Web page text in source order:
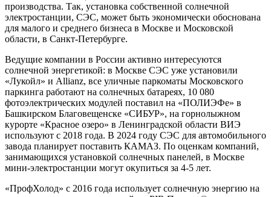
производства. Так, установка собственной солнечной
электростанции, СЭС, может быть экономически обоснована
для малого и среднего бизнеса в Москве и Московской
области, в Санкт-Петербурге.
Ведущие компании в России активно интересуются
солнечной энергетикой: в Москве СЭС уже установили
«Лукойл» и Allianz, все уличные паркоматы Московского
паркинга работают на солнечных батареях, 10 080
фотоэлектрических модулей поставил на «ПОЛИЭФе» в
Башкирском Благовещенске «СИБУР», на горнолыжном
курорте «Красное озеро» в Ленинградской области ВИЭ
используют с 2018 года. В 2024 году СЭС для автомобильного
завода планирует поставить КАМАЗ. По оценкам компаний,
занимающихся установкой солнечных панелей, в Москве
мини-электростанции могут окупиться за 4-5 лет.
«ПрофХолод» с 2016 года использует солнечную энергию на